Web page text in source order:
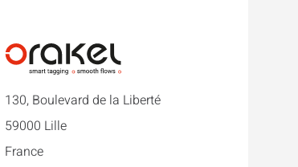
130, Boulevard de la Liberté
59000 Lille
France